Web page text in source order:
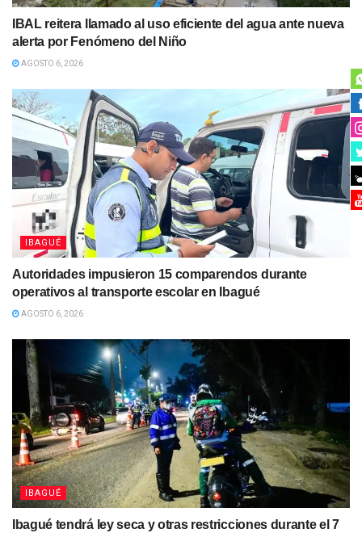
IBAL reitera llamado al uso eficiente del agua ante nueva
alerta por Fenómeno del Niño
AGOSTO 6, 2026
IBAGUÉ
Autoridades impusieron 15 comparendos durante
operativos al transporte escolar en Ibagué
AGOSTO 6, 2026
IBAGUÉ
Ibagué tendrá ley seca y otras restricciones durante el 7